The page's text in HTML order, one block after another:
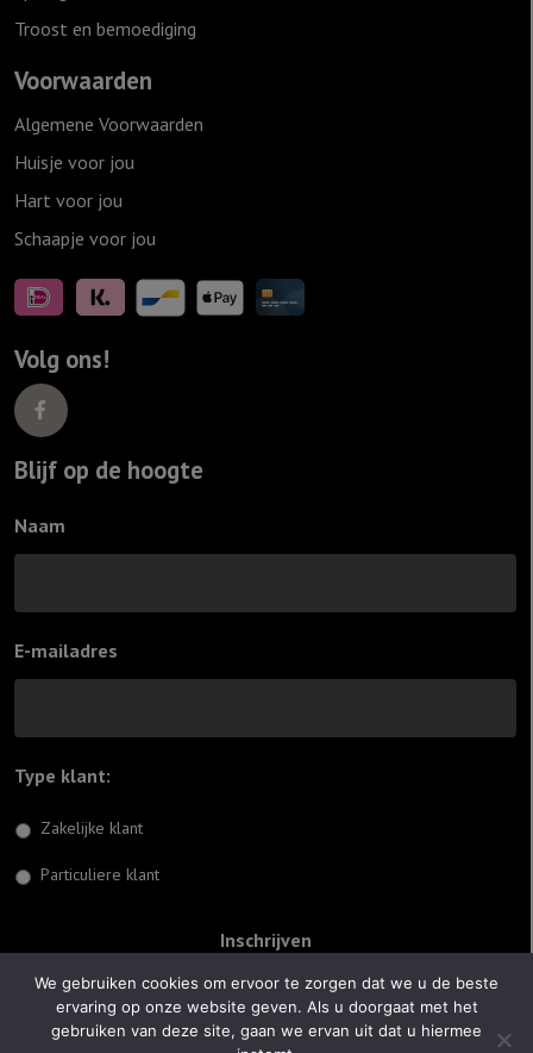
Troost en bemoediging
Voorwaarden
Algemene Voorwaarden
Huisje voor jou
Hart voor jou
Schaapje voor jou
Volg ons!
Blijf op de hoogte
Naam
E-mailadres
Type klant:
Zakelijke klant
Particuliere klant
© 2026 Jiftach
We gebruiken cookies om ervoor te zorgen dat we u de beste
ervaring op onze website geven. Als u doorgaat met het
gebruiken van deze site, gaan we ervan uit dat u hiermee